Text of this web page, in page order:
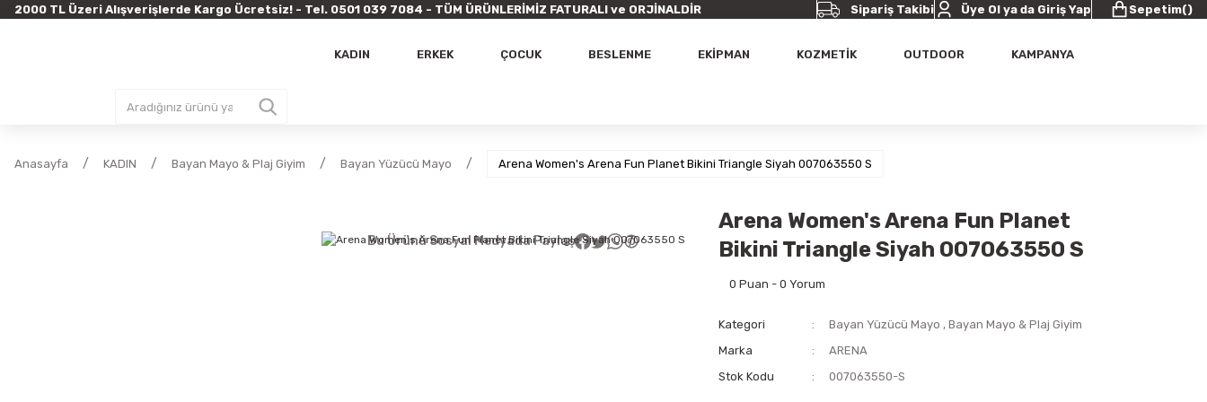
2000 TL Üzeri Alışverişlerde Kargo Ücretsiz! - Tel. 0501 039 7084 - TÜM ÜRÜNLERİMİZ FATURALI ve ORJİNALDİR Sipariş Takibi Üye Ol ya da Giriş Yap Sepetim()
KADIN ERKEK ÇOCUK BESLENME EKİPMAN KOZMETİK OUTDOOR KAMPANYA
Anasayfa KADIN Bayan Mayo & Plaj Giyim Bayan Yüzücü Mayo Arena Women's Arena Fun Planet Bikini Triangle Siyah 007063550 S
Bu Ürünü Sosyal Medyada Paylaş
Arena Women's Arena Fun Planet
Bikini Triangle Siyah 007063550 S
0 Puan - 0 Yorum
Kategori Bayan Yüzücü Mayo , Bayan Mayo & Plaj Giyim
Marka
ARENA
Stok Kodu
007063550-S